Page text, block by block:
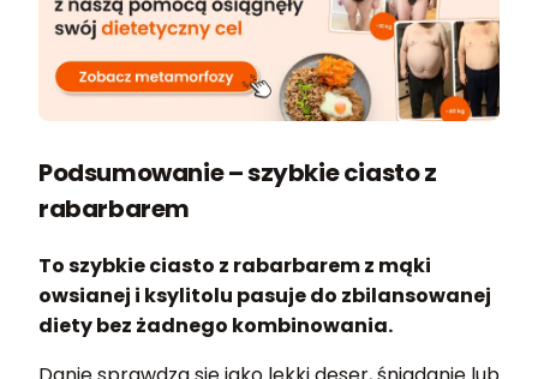
Podsumowanie – szybkie ciasto z
rabarbarem
To szybkie ciasto z rabarbarem z mąki
owsianej i ksylitolu pasuje do zbilansowanej
diety bez żadnego kombinowania.